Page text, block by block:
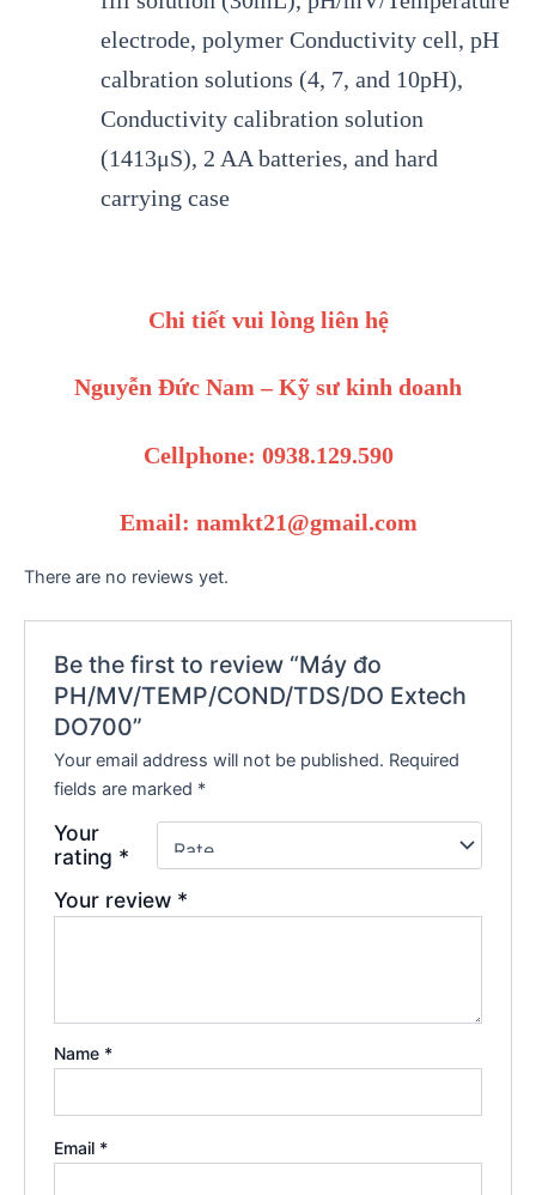
electrode, polymer Conductivity cell, pH
calbration solutions (4, 7, and 10pH),
Conductivity calibration solution
(1413μS), 2 AA batteries, and hard
carrying case
Chi tiết vui lòng liên hệ
Nguyễn Đức Nam – Kỹ sư kinh doanh
Cellphone: 0938.129.590
Email: namkt21@gmail.com
There are no reviews yet.
Be the first to review “Máy đo
PH/MV/TEMP/COND/TDS/DO Extech
DO700”
Your email address will not be published. Required
fields are marked *
Your
rating *
Your review *
Name *
Email *